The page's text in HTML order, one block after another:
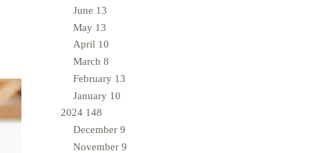
June 13
May 13
April 10
March 8
February 13
January 10
2024 148
December 9
November 9